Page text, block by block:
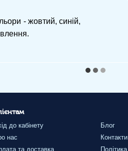
- жовтий, синій,
до кабінету
нас
та доставка
Блог
Контакти